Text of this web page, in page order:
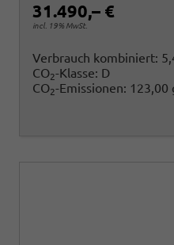
31.490,– €
incl. 19% MwSt.
Verbrauch kombiniert:
CO2-Klasse: D
CO2-Emissionen: 123,00